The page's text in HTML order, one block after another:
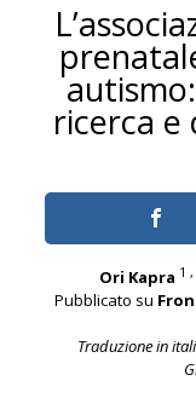
ricerca e
Ori Kapra 1 ,
Pubblicato su
Traduzione in